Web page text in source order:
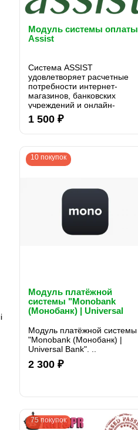
Модуль системы оплаты
Assist
Система ASSIST
удовлетворяет расчетные
потребности интернет-
магазинов, банковских
учреждений и онлайн-
сервисов. Источники
денежных средств при
MasterCard, средства
WebMoney, Kredit Pilot и пр...
1 500 ₽
10 покупок
Модуль платёжной
системы "Monobank
(Монобанк) | Universal
Модуль платёжной системы
"Monobank (Монобанк) |
Universal Bank". ..
2 300 ₽
75 покупок